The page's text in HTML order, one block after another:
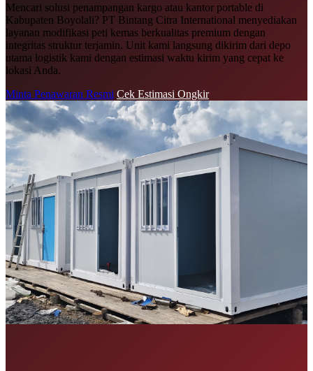
Mencari solusi penampangan kargo atau kantor portable di
Kabupaten Boyolali? PT Bintang Citra International menyediakan
layanan modifikasi peti kemas berkualitas premium dengan
integritas struktur terjamin. Unit kami langsung dikirim dari depo
utama logistik kami dengan estimasi waktu kirim yang cepat ke
lokasi Anda.
Minta Penawaran Resmi Cek Estimasi Ongkir